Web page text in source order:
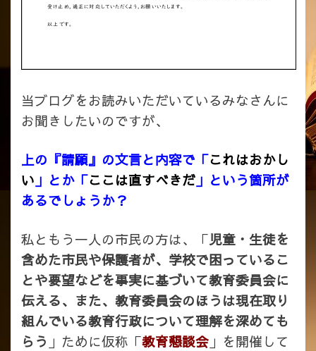
当ブログをお読みいただいているみなさんに
お聞きしたいのですが、
上の『請願』の文言と内容で「これはおかし
い 」とか「ここは直すべきだ 」という箇所が
あるでしょうか？
私ともう一人の市民の方は、「児童・生徒を
含めた市民や保護者が、学校で困っているこ
とや要望などを事実に基づいて教育委員会に
伝える、また、教育委員会のほうは現在取り
組んでいる教育行政について理解を深めても
らう 」ために仮称「教育懇談会 」を開催して